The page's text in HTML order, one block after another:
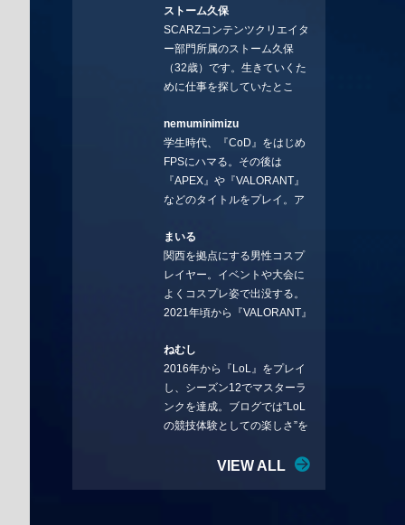
ストーム久保
SCARZコンテンツクリエイタ
ー部門所属のストーム久保
（32歳）です。生きていくた
めに仕事を探していたとこ
コラムを連載させてもらえる
ことになりました。言いたい
ことを言っていきます。X：
https://x.com/stormKUBO
YouTube：
rmKUBO
nemuminimizu
学生時代、『CoD』をはじめ
FPSにハマる。その後は
『APEX』や『VALORANT』
などのタイトルをプレイ。ア
BGMなどを手掛ける作曲家と
フリーランスのライターの二
足の草鞋を履いて幅広く活動
中。無類のラーメン好き！
Twitter:@ongakucas
まいる
関西を拠点にする男性コスプ
レイヤー。イベントや大会に
よくコスプレ姿で出没する。
2021年頃から『VALORANT』
続ける。現在の推しチームは
「CREST GAMING」。X：
@mlunias（Photo by
Subaru.F.）
ねむし
2016年から『LoL』をプレイ
し、シーズン12でマスターラ
ンクを達成。ブログでは”LoL
の競技体験としての楽しさ”を
リーを愛し、元ADCメイン
VIEW ALL